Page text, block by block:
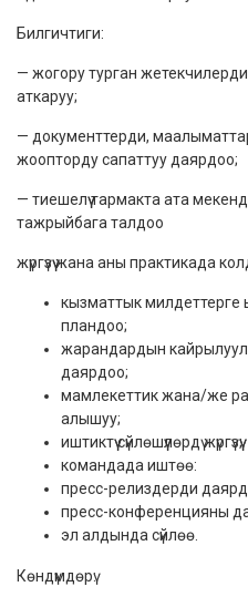
Билгичтиги:
— жогору турган
аткаруу;
— документтерди,
жоопторду сапаттуу даярдоо;
— тиешелүү тармакта ата
тажрыйбага талдоо
жүргүзүү жана аны практикада
кызматтык
пландоо;
жарандардын
даярдоо;
мамлекеттик жана/же
алышуу;
иштиктүү сүйлөшүүлөрдү жүргүзүү;
командада иштөө:
пресс-релиздерди
пресс-конференцияны
эл алдында сүйлөө.
Көндүмдөрү: